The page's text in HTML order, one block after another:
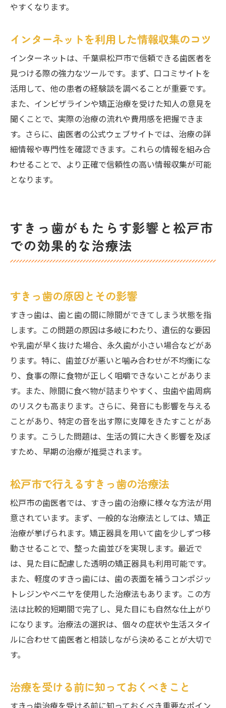
やすくなります。
インターネットを利用した情報収集のコツ
インターネットは、千葉県松戸市で信頼できる歯医者を
見つける際の強力なツールです。まず、口コミサイトを
活用して、他の患者の経験談を調べることが重要です。
また、インビザラインや矯正治療を受けた知人の意見を
聞くことで、実際の治療の流れや費用感を把握できま
す。さらに、歯医者の公式ウェブサイトでは、治療の詳
細情報や専門性を確認できます。これらの情報を組み合
わせることで、より正確で信頼性の高い情報収集が可能
となります。
すきっ歯がもたらす影響と松戸市
での効果的な治療法
すきっ歯の原因とその影響
すきっ歯は、歯と歯の間に隙間ができてしまう状態を指
します。この問題の原因は多岐にわたり、遺伝的な要因
や乳歯が早く抜けた場合、永久歯が小さい場合などがあ
ります。特に、歯並びが悪いと噛み合わせが不均衡にな
り、食事の際に食物が正しく咀嚼できないことがありま
す。また、隙間に食べ物が詰まりやすく、虫歯や歯周病
のリスクも高まります。さらに、発音にも影響を与える
ことがあり、特定の音を出す際に支障をきたすことがあ
ります。こうした問題は、生活の質に大きく影響を及ぼ
すため、早期の治療が推奨されます。
松戸市で行えるすきっ歯の治療法
松戸市の歯医者では、すきっ歯の治療に様々な方法が用
意されています。まず、一般的な治療法としては、矯正
治療が挙げられます。矯正器具を用いて歯を少しずつ移
動させることで、整った歯並びを実現します。最近で
は、見た目に配慮した透明の矯正器具も利用可能です。
また、軽度のすきっ歯には、歯の表面を補うコンポジッ
トレジンやベニヤを使用した治療法もあります。この方
法は比較的短期間で完了し、見た目にも自然な仕上がり
になります。治療法の選択は、個々の症状や生活スタイ
ルに合わせて歯医者と相談しながら決めることが大切で
す。
治療を受ける前に知っておくべきこと